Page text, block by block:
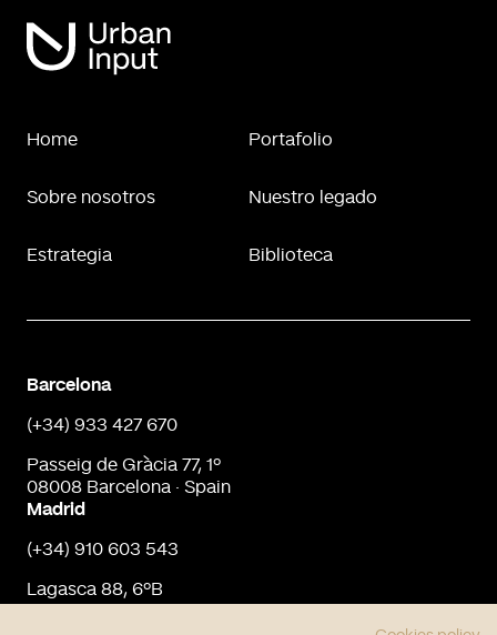
Home
Sobre nosotros
Estrategia
Portafolio
Nuestro legado
Biblioteca
Barcelona
(+34) 933 427 670
Passeig de Gràcia 77, 1º
08008 Barcelona · Spain
Madrid
(+34) 910 603 543
Lagasca 88, 6ºB